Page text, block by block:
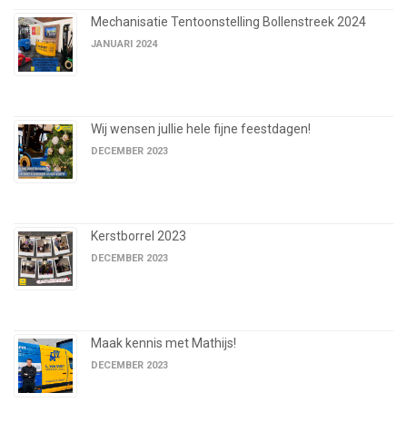
Mechanisatie Tentoonstelling Bollenstreek 2024
JANUARI 2024
Wij wensen jullie hele fijne feestdagen!
DECEMBER 2023
Kerstborrel 2023
DECEMBER 2023
Maak kennis met Mathijs!
DECEMBER 2023